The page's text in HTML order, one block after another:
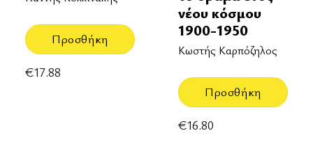
Προσθήκη
€17.88
νέου κόσμου
1900-1950
Κωστής Καρπόζηλος
Προσθήκη
€16.80